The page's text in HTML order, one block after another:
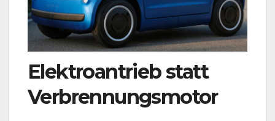
Elektroantrieb statt
Verbrennungsmotor